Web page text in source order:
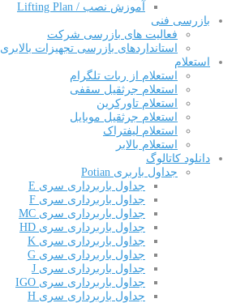
آموزش نصب / Lifting Plan
بازرسی فنی
فعالیت های بازرسی شرکت
استانداردهای بازرسی تجهیزات بالابری
استعلام
استعلام از ربات تلگرام
استعلام جرثقیل سقفی
استعلام تاورکرین
استعلام جرثقیل موبایل
استعلام لیفتراک
استعلام بالابر
دانلود کاتالوگ
جداول باربری Potian
جداول باربرداری سری E
جداول باربرداری سری F
جداول باربرداری سری MC
جداول باربرداری سری HD
جداول باربرداری سری K
جداول باربرداری سری G
جداول باربرداری سری J
جداول باربرداری سری IGO
جداول باربرداری سری H